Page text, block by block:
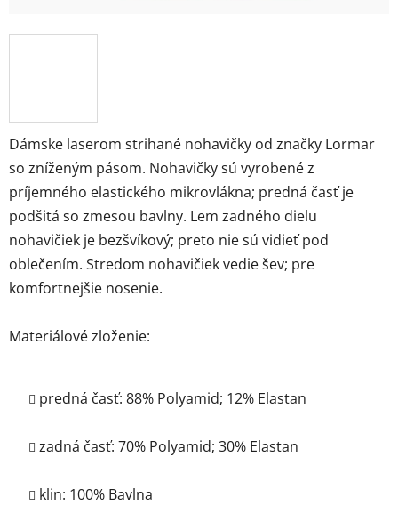
Dámske laserom strihané nohavičky od značky Lormar
so zníženým pásom. Nohavičky sú vyrobené z
príjemného elastického mikrovlákna; predná časť je
podšitá so zmesou bavlny. Lem zadného dielu
nohavičiek je bezšvíkový; preto nie sú vidieť pod
oblečením. Stredom nohavičiek vedie šev; pre
komfortnejšie nosenie.
Materiálové zloženie:
predná časť: 88% Polyamid; 12% Elastan
zadná časť: 70% Polyamid; 30% Elastan
klin: 100% Bavlna